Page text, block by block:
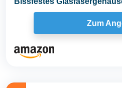
Akku...
Zum